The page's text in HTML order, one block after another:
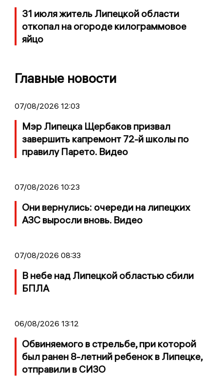
31 июля житель Липецкой области
откопал на огороде килограммовое
яйцо
Главные новости
07/08/2026 12:03
Мэр Липецка Щербаков призвал
завершить капремонт 72-й школы по
правилу Парето. Видео
07/08/2026 10:23
Они вернулись: очереди на липецких
АЗС выросли вновь. Видео
07/08/2026 08:33
В небе над Липецкой областью сбили
БПЛА
06/08/2026 13:12
Обвиняемого в стрельбе, при которой
был ранен 8-летний ребенок в Липецке,
отправили в СИЗО